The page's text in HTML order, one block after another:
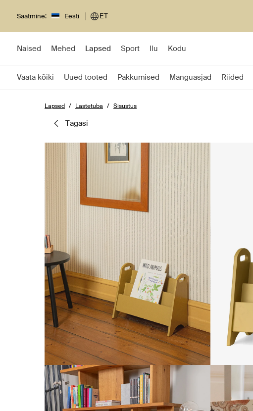
Saatmine: Eesti ET
Naised Mehed Lapsed Sport Ilu Kodu
Vaata kõiki Uued tooted Pakkumised Mänguasjad Riided
Lapsed Lastetuba Sisustus
tagasi